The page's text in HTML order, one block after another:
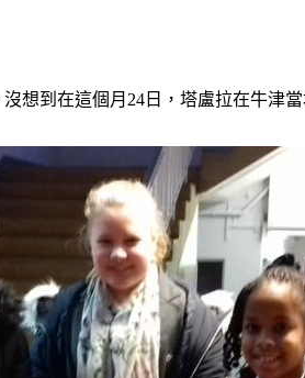
沒想到在這個月24日，塔盧拉在牛津當